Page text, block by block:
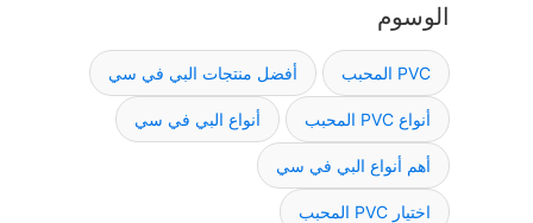
الوسوم
PVC المحبب أفضل منتجات البي في سي
أنواع PVC المحبب أنواع البي في سي
أهم أنواع البي في سي
اختيار PVC المحبب